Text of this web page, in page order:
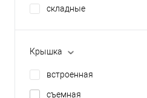
складные
Крышка
встроенная
съемная